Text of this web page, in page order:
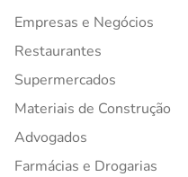
Empresas e Negócios
Restaurantes
Supermercados
Materiais de Construção
Advogados
Farmácias e Drogarias